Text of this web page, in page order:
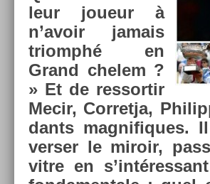
leur joueur à
n’avoir jamais
tri­omphé en
Grand chelem ?
» Et de re­ssor­tir
Mecir, Cor­ret­ja,
dants mag­nifiques.
vers­er le miroir,
vitre en